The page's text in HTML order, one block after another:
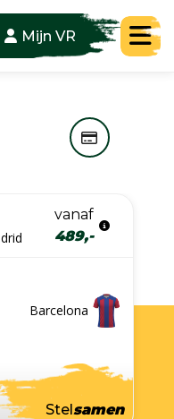
Mijn VR
vanaf
489,-
Barcelona
Stelsamen